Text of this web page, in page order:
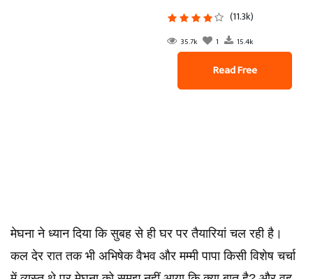
(11.3k)
35.7k 1 15.4k
Read Free
मेघना ने ध्यान दिया कि सुबह से ही घर पर तैयारियां चल रही है।
कल देर रात तक भी अभिषेक वैभव और मम्मी पापा किसी विशेष चर्चा